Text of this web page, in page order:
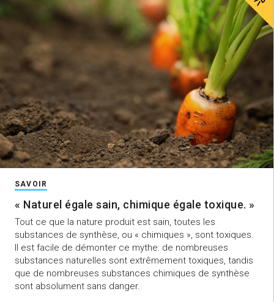
SAVOIR
« Naturel égale sain, chimique égale toxique. »
Tout ce que la nature produit est sain, toutes les
substances de synthèse, ou « chimiques », sont toxiques.
Il est facile de démonter ce mythe: de nombreuses
substances naturelles sont extrêmement toxiques, tandis
que de nombreuses substances chimiques de synthèse
sont absolument sans danger.